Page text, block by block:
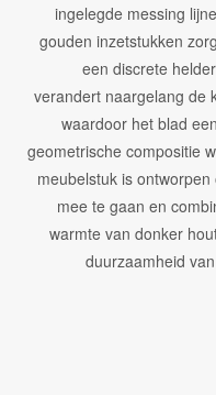
ingelegde messing
gouden inzetstukken
een discrete
verandert naargelang de
waardoor het blad
geometrische compositie
meubelstuk is ontworpen
mee te gaan en
warmte van donker
duurzaamheid